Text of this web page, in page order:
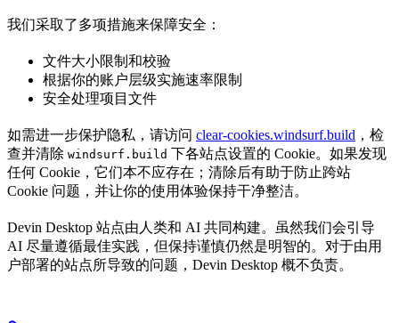
我们采取了多项措施来保障安全：
文件大小限制和校验
根据你的账户层级实施速率限制
安全处理项目文件
如需进一步保护隐私，请访问 clear-cookies.windsurf.build ，检
查并清除 windsurf.build 下各站点设置的 Cookie。如果发现
任何 Cookie，它们本不应存在；清除后有助于防止跨站
Cookie 问题，并让你的使用体验保持干净整洁。
Devin Desktop 站点由人类和 AI 共同构建。虽然我们会引导
AI 尽量遵循最佳实践，但保持谨慎仍然是明智的。对于由用
户部署的站点所导致的问题，Devin Desktop 概不负责。